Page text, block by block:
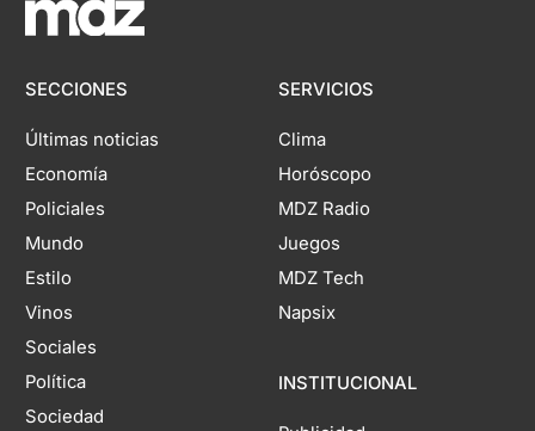
SECCIONES
Últimas noticias
Economía
Policiales
Mundo
Estilo
Vinos
Sociales
Política
Sociedad
SERVICIOS
Clima
Horóscopo
MDZ Radio
Juegos
MDZ Tech
Napsix
INSTITUCIONAL